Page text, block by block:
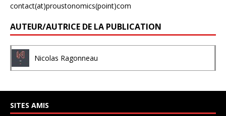
contact(at)proustonomics(point)com
AUTEUR/AUTRICE DE LA PUBLICATION
Nicolas Ragonneau
SITES AMIS